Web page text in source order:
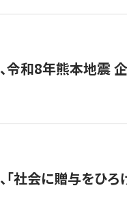
令和8年熊本地震
「社会に贈与をひ